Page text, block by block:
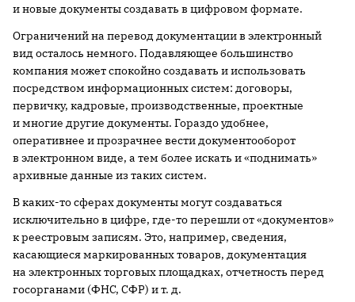
и новые документы создавать в цифровом формате.
Ограничений на перевод документации в электронный
вид осталось немного. Подавляющее большинство
компания может спокойно создавать и использовать
посредством информационных систем: договоры,
первичку, кадровые, производственные, проектные
и многие другие документы. Гораздо удобнее,
оперативнее и прозрачнее вести документооборот
в электронном виде, а тем более искать и «поднимать»
архивные данные из таких систем.
В каких-то сферах документы могут создаваться
исключительно в цифре, где-то перешли от «документов»
к реестровым записям. Это, например, сведения,
касающиеся маркированных товаров, документация
на электронных торговых площадках, отчетность перед
госорганами (ФНС, СФР) и т. д.